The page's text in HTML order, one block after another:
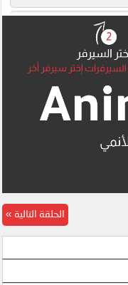
MP4UPLOAD
OK
DRIVE
الحلقة التالية